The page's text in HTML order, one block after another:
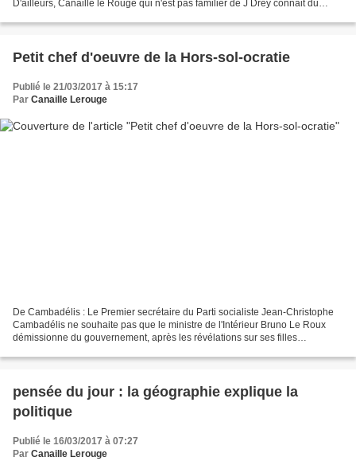
D'ailleurs, Canaille le Rouge qui n'est pas familier de J Drey connait du
Petit chef d'oeuvre de la Hors-sol-ocratie
Publié le 21/03/2017 à 15:17
Par Canaille Lerouge
De Cambadélis : Le Premier secrétaire du Parti socialiste Jean-Christophe
Cambadélis ne souhaite pas que le ministre de l'Intérieur Bruno Le Roux
démissionne du gouvernement, après les révélations sur ses filles
pensée du jour : la géographie explique la
politique
Publié le 16/03/2017 à 07:27
Par Canaille Lerouge